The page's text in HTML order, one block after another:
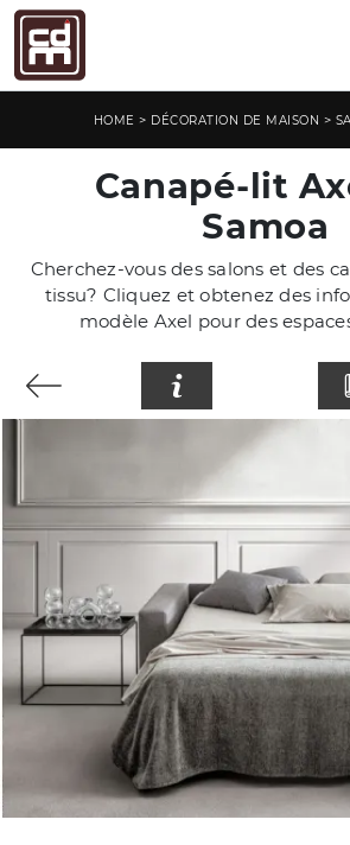
HOME > DÉCORATION DE MAISON >
Canapé-lit
Samoa
Cherchez-vous des salons et des
tissu? Cliquez et obtenez des
modèle Axel pour des